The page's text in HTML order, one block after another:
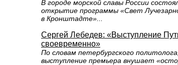
В городе морской славы России
открытие программы «Свет
в Кронштадте»...
Сергей Лебедев: «Выступление
своевременно»
По словам петербургского
выступление премьера внушает